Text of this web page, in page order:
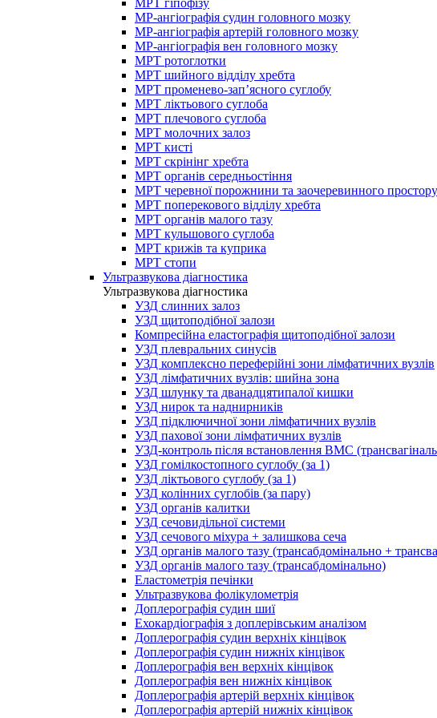
МРТ гіпофізу
МР-ангіографія судин головного мозку
МР-ангіографія артерій головного мозку
МР-ангіографія вен головного мозку
МРТ ротоглотки
МРТ шийного відділу хребта
МРТ променево-зап’ясного суглобу
МРТ ліктьового суглоба
МРТ плечового суглоба
МРТ молочних залоз
МРТ кисті
МРТ скрінінг хребта
МРТ органів середньостіння
МРТ черевної порожнини та заочеревинного простору
МРТ поперекового відділу хребта
МРТ органів малого тазу
МРТ кульшового суглоба
МРТ крижів та куприка
МРТ стопи
Ультразвукова діагностика
Ультразвукова діагностика
УЗД слинних залоз
УЗД щитоподібної залози
Компресійна еластографія щитоподібної залози
УЗД плевральних синусів
УЗД комплексно переферійні зони лімфатичних вузлів
УЗД лімфатичних вузлів: шийна зона
УЗД шлунку та дванадцятипалої кишки
УЗД нирок та наднирників
УЗД підключичної зони лімфатичних вузлів
УЗД пахової зони лімфатичних вузлів
УЗД-контроль після встановлення ВМС
УЗД гомілкостопного суглобу (за 1)
УЗД ліктьового суглобу (за 1)
УЗД колінних суглобів (за пару)
УЗД органів калитки
УЗД сечовидільної системи
УЗД сечового міхура + залишкова сеча
УЗД органів малого тазу (трансабдомінально +
УЗД органів малого тазу (трансабдомінально)
Еластометрія печінки
Ультразвукова фолікулометрія
Доплерографія судин шиї
Ехокардіографія з доплерівським аналізом
Доплерографія судин верхніх кінцівок
Доплерографія судин нижніх кінцівок
Доплерографія вен верхніх кінцівок
Доплерографія вен нижніх кінцівок
Доплерографія артерій верхніх кінцівок
Доплерографія артерій нижніх кінцівок